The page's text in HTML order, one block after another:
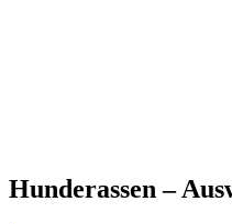
Hunderassen –